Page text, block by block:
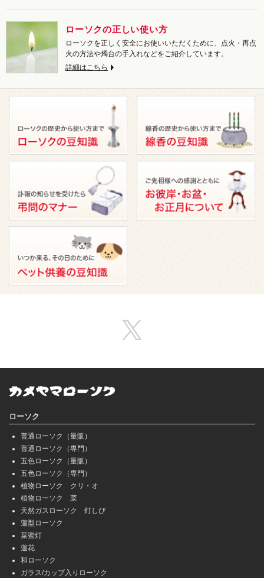
ローソクの正しい使い方
ローソクを正しく安全にお使いいただくために、点火・再点
火の方法や燭台の手入れなどをご紹介しています。
詳細はこちら
ローソク
普通ローソク（量販）
普通ローソク（専門）
五色ローソク（量販）
五色ローソク（専門）
植物ローソク クリ・オ
植物ローソク 菜
天然ガスローソク 灯しび
蓮型ローソク
菜蜜灯
蓮花
和ローソク
ガラス/カップ入りローソク